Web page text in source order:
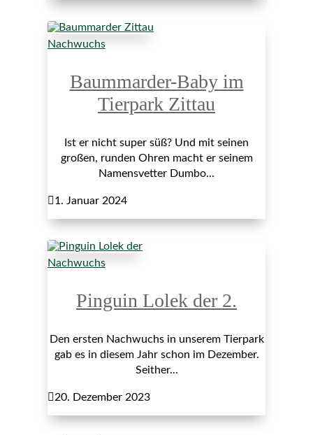
Nachwuchs
Baummarder-Baby im
Tierpark Zittau
Ist er nicht super süß? Und mit seinen
großen, runden Ohren macht er seinem
Namensvetter Dumbo...
1. Januar 2024
Nachwuchs
Pinguin Lolek der 2.
Den ersten Nachwuchs in unserem Tierpark
gab es in diesem Jahr schon im Dezember.
Seither...
20. Dezember 2023